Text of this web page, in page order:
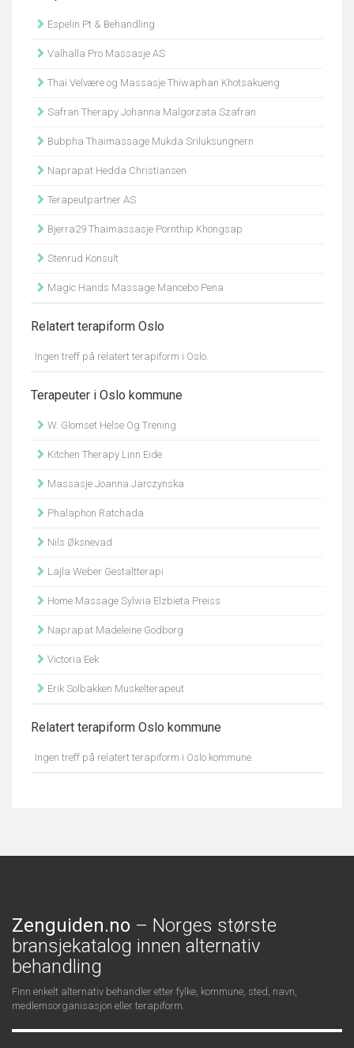
Espelin Pt & Behandling
Valhalla Pro Massasje AS
Thai Velvære og Massasje Thiwaphan Khotsakueng
Safran Therapy Johanna Malgorzata Szafran
Bubpha Thaimassage Mukda Sriluksungnern
Naprapat Hedda Christiansen
Terapeutpartner AS
Bjerra29 Thaimassasje Pornthip Khongsap
Stenrud Konsult
Magic Hands Massage Mancebo Pena
Relatert terapiform Oslo
Ingen treff på relatert terapiform i Oslo.
Terapeuter i Oslo kommune
W. Glomset Helse Og Trening
Kitchen Therapy Linn Eide
Massasje Joanna Jarczynska
Phalaphon Ratchada
Nils Øksnevad
Lajla Weber Gestaltterapi
Home Massage Sylwia Elzbieta Preiss
Naprapat Madeleine Godborg
Victoria Eek
Erik Solbakken Muskelterapeut
Relatert terapiform Oslo kommune
Ingen treff på relatert terapiform i Oslo kommune.
Zenguiden.no – Norges største
bransjekatalog innen alternativ
behandling
Finn enkelt alternativ behandler etter fylke, kommune, sted, navn,
medlemsorganisasjon eller terapiform.